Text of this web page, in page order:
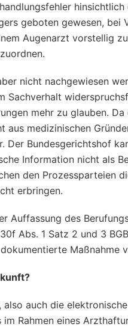
geboten gewesen,
Augenarzt vorstellig
nicht nachgewiesen
Sachverhalt
mehr zu glauben.
aus medizinischen
Der Bundesgerichtshof
Information nicht als
den Prozessparteien
erbringen.
Auffassung des
Abs. 1 Satz 2 und 3
auch die
im Rahmen eines